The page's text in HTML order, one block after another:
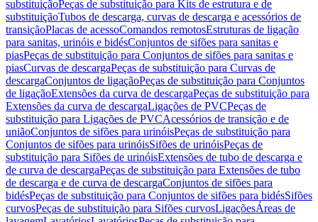
substituiçãoPeças de substituição para Kits de estrutura e de
substituiçãoTubos de descarga, curvas de descarga e acessórios de
transiçãoPlacas de acessoComandos remotosEstruturas de ligação
para sanitas, urinóis e bidésConjuntos de sifões para sanitas e
piasPeças de substituição para Conjuntos de sifões para sanitas e
piasCurvas de descargaPeças de substituição para Curvas de
descargaConjuntos de ligaçãoPeças de substituição para Conjuntos
de ligaçãoExtensões da curva de descargaPeças de substituição para
Extensões da curva de descargaLigações de PVCPeças de
substituição para Ligações de PVCAcessórios de transição e de
uniãoConjuntos de sifões para urinóisPeças de substituição para
Conjuntos de sifões para urinóisSifões de urinóisPeças de
substituição para Sifões de urinóisExtensões de tubo de descarga e
de curva de descargaPeças de substituição para Extensões de tubo
de descarga e de curva de descargaConjuntos de sifões para
bidésPeças de substituição para Conjuntos de sifões para bidésSifões
curvosPeças de substituição para Sifões curvosLigaçõesÁreas de